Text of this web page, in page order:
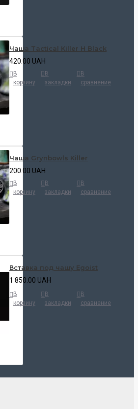
Чаша Tactical Killer H Black
420.00 UAH
В
корзину
В
закладки
В
сравнение
Чаша Grynbowls Killer
200.00 UAH
В
корзину
В
закладки
В
сравнение
Вставка под чашу Egoist
1 850.00 UAH
В
корзину
В
закладки
В
сравнение